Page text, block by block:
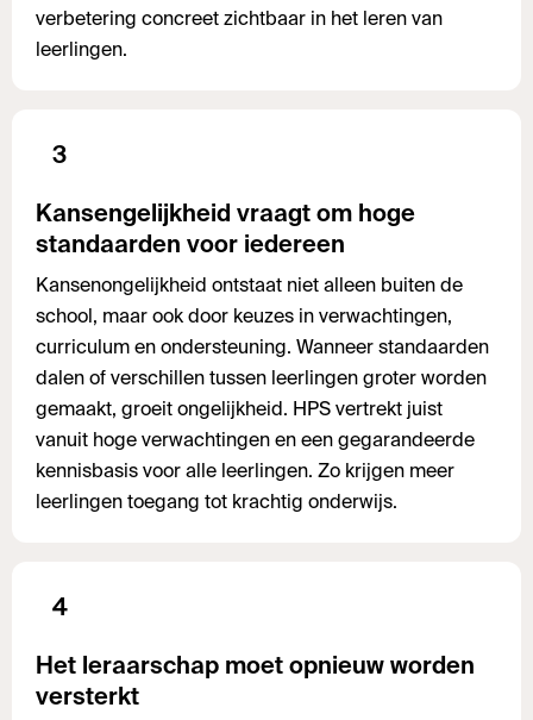
verbetering concreet zichtbaar in het leren van
leerlingen.
3
Kansengelijkheid vraagt om hoge
standaarden voor iedereen
Kansenongelijkheid ontstaat niet alleen buiten de
school, maar ook door keuzes in verwachtingen,
curriculum en ondersteuning. Wanneer standaarden
dalen of verschillen tussen leerlingen groter worden
gemaakt, groeit ongelijkheid. HPS vertrekt juist
vanuit hoge verwachtingen en een gegarandeerde
kennisbasis voor alle leerlingen. Zo krijgen meer
leerlingen toegang tot krachtig onderwijs.
4
Het leraarschap moet opnieuw worden
versterkt